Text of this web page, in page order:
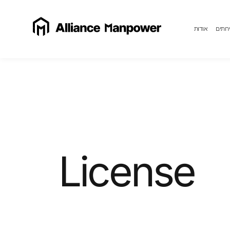
אודות
License